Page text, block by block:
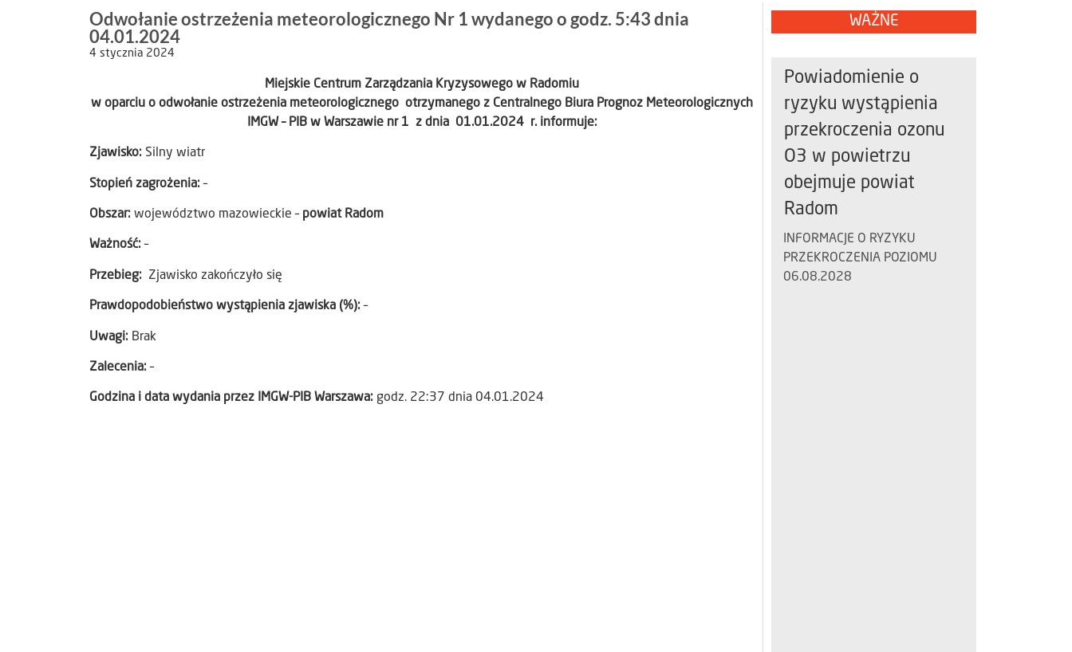
Odwołanie ostrzeżenia meteorologicznego Nr 1 wydanego o godz. 5:43 dnia
04.01.2024
4 stycznia 2024
Miejskie Centrum Zarządzania Kryzysowego w Radomiu
w oparciu o odwołanie ostrzeżenia meteorologicznego otrzymanego z Centralnego Biura Prognoz Meteorologicznych
IMGW – PIB w Warszawie nr 1 z dnia 01.01.2024 r. informuje:
Zjawisko: Silny wiatr
Stopień zagrożenia:–
Obszar: województwo mazowieckie – powiat Radom
Ważność:–
Przebieg: Zjawisko zakończyło się
Prawdopodobieństwo wystąpienia zjawiska (%): –
Uwagi: Brak
Zalecenia:–
Godzina i data wydania przez IMGW-PIB Warszawa: godz. 22:37 dnia 04.01.2024
WAŻNE
Powiadomienie o
ryzyku wystąpienia
przekroczenia ozonu
O3 w powietrzu
obejmuje powiat
Radom
INFORMACJE O RYZYKU
PRZEKROCZENIA POZIOMU
06.08.2028